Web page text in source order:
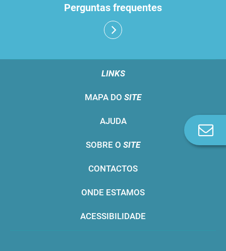
Perguntas frequentes
LINKS
MAPA DO SITE
AJUDA
SOBRE O SITE
CONTACTOS
ONDE ESTAMOS
ACESSIBILIDADE